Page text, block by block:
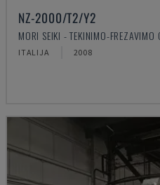
NZ-2000/T2/Y2
MORI SEIKI - TEKINIMO-FREZAVIMO
ITALIJA 2008